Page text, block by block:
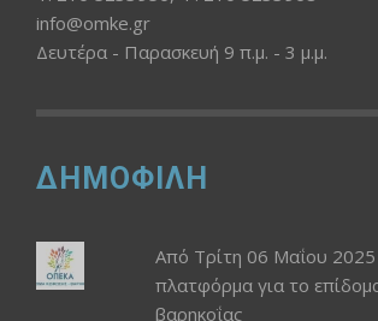
info@omke.gr
Δευτέρα - Παρασκευή 9 π.μ. - 3 μ.μ.
ΔΗΜΟΦΙΛΗ
Από Τρίτη 06 Μαΐου 2025
πλατφόρμα για το
βαρηκοΐας